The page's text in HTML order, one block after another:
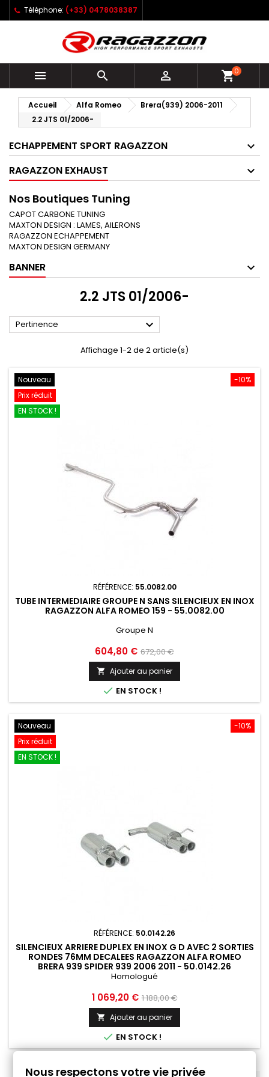
Téléphone: (+33) 0478038387
   shopping_cart0
Accueil Alfa Romeo
Brera(939) 2006-2011
2.2 JTS 01/2006-
ECHAPPEMENT SPORT RAGAZZON
RAGAZZON EXHAUST
Nos Boutiques Tuning
CAPOT CARBONE TUNING
MAXTON DESIGN : LAMES, AILERONS
RAGAZZON ECHAPPEMENT
MAXTON DESIGN GERMANY
BANNER
2.2 JTS 01/2006-
Pertinence 
Affichage 1-2 de 2 article(s)
-10%
Nouveau
Prix réduit
EN STOCK !
RÉFÉRENCE: 55.0082.00
TUBE INTERMEDIAIRE GROUPE N SANS SILENCIEUX EN INOX
RAGAZZON ALFA ROMEO 159 - 55.0082.00
Groupe N
Prix
604,80 € Prix
de
base
672,00 €
 Ajouter au panier
 EN STOCK !
-10%
Nouveau
Prix réduit
EN STOCK !
RÉFÉRENCE: 50.0142.26
SILENCIEUX ARRIERE DUPLEX EN INOX G D AVEC 2 SORTIES
RONDES 76MM DECALEES RAGAZZON ALFA ROMEO
BRERA 939 SPIDER 939 2006 2011 - 50.0142.26
Homologué
Prix
1 069,20 € Prix
de
base
1 188,00 €
 Ajouter au panier
 EN STOCK !
Nous respectons votre vie privée